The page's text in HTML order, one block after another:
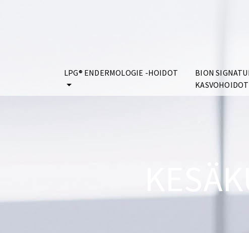
LPG® ENDERMOLOGIE -HOIDOT
BION
KASVOHOIDOT